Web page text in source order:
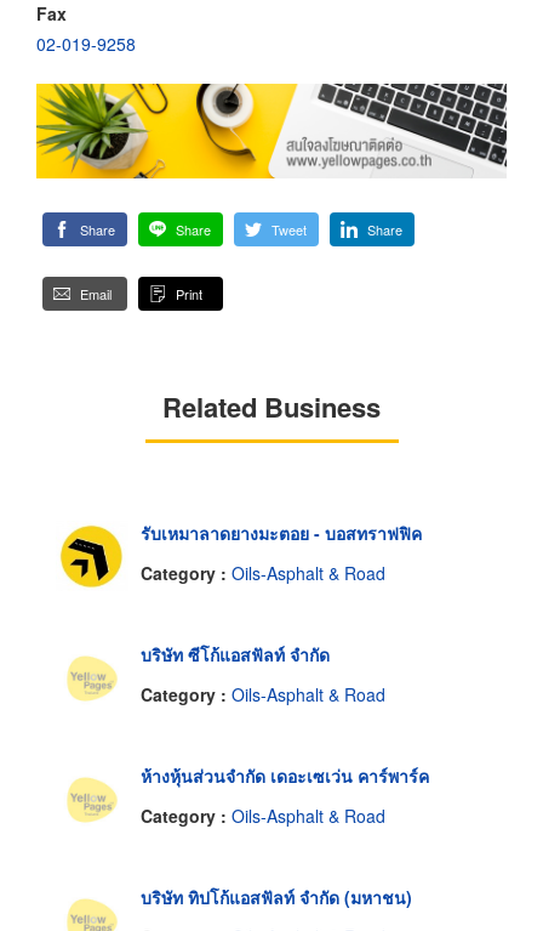
Fax
02-019-9258
Share Share Tweet Share
Email Print
Related Business
รับเหมาลาดยางมะตอย - บอสทราฟฟิค
Category : Oils-Asphalt & Road
บริษัท ซีโก้แอสฟัลท์ จำกัด
Category : Oils-Asphalt & Road
ห้างหุ้นส่วนจำกัด เดอะเซเว่น คาร์พาร์ค
Category : Oils-Asphalt & Road
บริษัท ทิปโก้แอสฟัลท์ จำกัด (มหาชน)